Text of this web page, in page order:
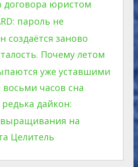
договора юристом
пароль не
создаётся заново
Почему летом
уже уставшими
часов сна
дайкон:
на
Целитель